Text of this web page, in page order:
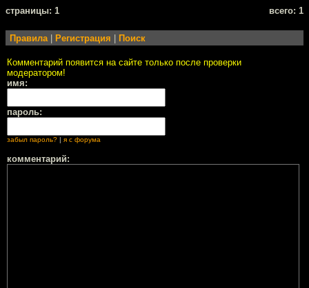
cтраницы: 1 всего: 1
Правила| Регистрация Поиск
Комментарий появится на сайте только после проверки
модератором!
имя:
пароль:
забыл пароль? | я с форума
комментарий: